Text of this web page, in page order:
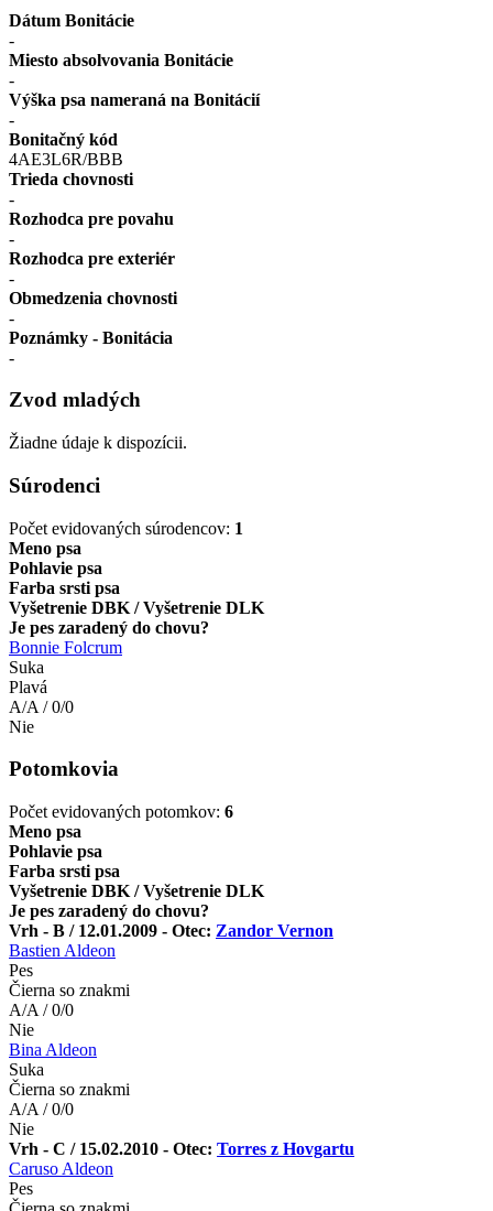
Dátum Bonitácie
-
Miesto absolvovania Bonitácie
-
Výška psa nameraná na Bonitácií
-
Bonitačný kód
4AE3L6R/BBB
Trieda chovnosti
-
Rozhodca pre povahu
-
Rozhodca pre exteriér
-
Obmedzenia chovnosti
-
Poznámky - Bonitácia
-
Zvod mladých
Žiadne údaje k dispozícii.
Súrodenci
Počet evidovaných súrodencov: 1
Meno psa
Pohlavie psa
Farba srsti psa
Vyšetrenie DBK / Vyšetrenie DLK
Je pes zaradený do chovu?
Bonnie Folcrum
Suka
Plavá
A/A / 0/0
Nie
Potomkovia
Počet evidovaných potomkov: 6
Meno psa
Pohlavie psa
Farba srsti psa
Vyšetrenie DBK / Vyšetrenie DLK
Je pes zaradený do chovu?
Vrh - B / 12.01.2009 - Otec: Zandor Vernon
Bastien Aldeon
Pes
Čierna so znakmi
A/A / 0/0
Nie
Bina Aldeon
Suka
Čierna so znakmi
A/A / 0/0
Nie
Vrh - C / 15.02.2010 - Otec: Torres z Hovgartu
Caruso Aldeon
Pes